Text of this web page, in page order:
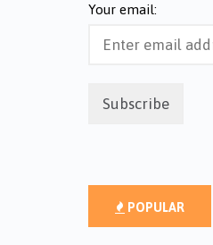
Your email:
POPULAR